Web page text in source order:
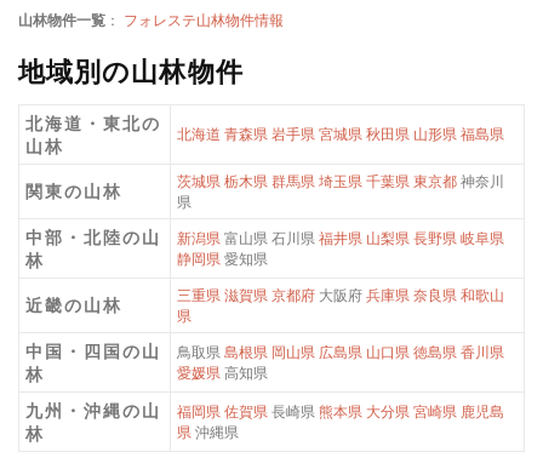
山林物件一覧 ： フォレステ山林物件情報
地域別の山林物件
北海道・東北の
山林
北海道 青森県岩手県宮城県秋田県 山形県福島県
関東の山林 茨城県栃木県群馬県埼玉県千葉県東京都神奈川
県
中部・北陸の山
林
新潟県富山県 石川県福井県 山梨県長野県岐阜県
静岡県愛知県
近畿の山林 三重県滋賀県京都府 大阪府兵庫県奈良県和歌山
県
中国・四国の山
林
鳥取県島根県 岡山県 広島県 山口県徳島県香川県
愛媛県高知県
九州・沖縄の山
林
福岡県佐賀県長崎県熊本県 大分県宮崎県 鹿児島
県沖縄県